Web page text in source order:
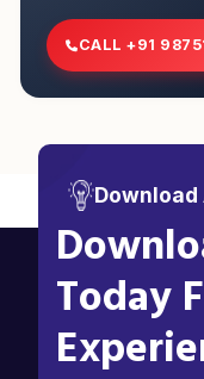
CALL +91
Download
Today